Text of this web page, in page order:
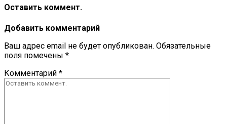
Оставить коммент.
Добавить комментарий
Ваш адрес email не будет опубликован. Обязательные
поля помечены *
Комментарий *